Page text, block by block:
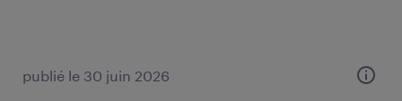
publié le 30 juin 2026